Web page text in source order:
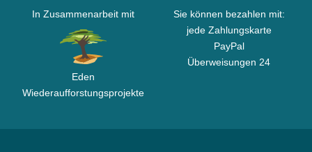
In Zusammenarbeit mit
Eden
Wiederaufforstungsprojekte
Sie können bezahlen mit:
jede Zahlungskarte
PayPal
Überweisungen 24